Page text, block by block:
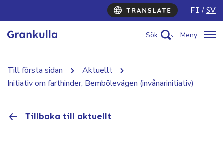
FI SV
Sök Meny
Till första sidan
Aktuellt
Initiativ om farthinder, Bembölevägen (invånarinitiativ)
Tillbaka till aktuellt